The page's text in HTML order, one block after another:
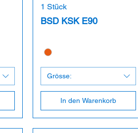
1 Stück
BSD KSK E90
Grösse:
In den Warenkorb